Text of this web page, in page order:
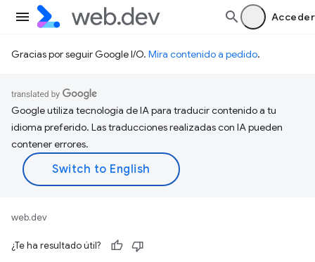
Acceder
Gracias por seguir Google I/O. Mira contenido a pedido.
Google utiliza tecnología de IA para traducir contenido a tu
idioma preferido. Las traducciones realizadas con IA pueden
contener errores.
web.dev
¿Te ha resultado útil?